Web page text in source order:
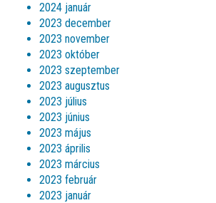
2024 január
2023 december
2023 november
2023 október
2023 szeptember
2023 augusztus
2023 július
2023 június
2023 május
2023 április
2023 március
2023 február
2023 január